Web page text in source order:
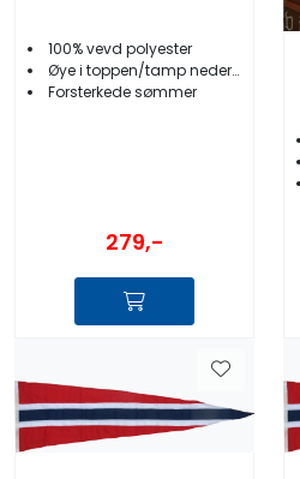
100% vevd polyester
Øye i toppen/tamp nederst
Forsterkede sømmer
279,-